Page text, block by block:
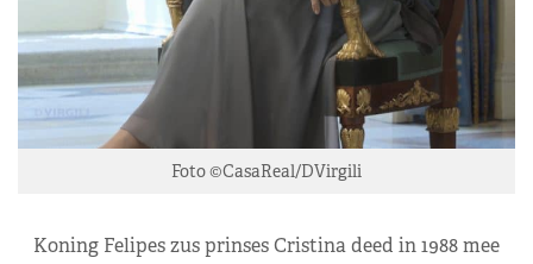
Foto ©CasaReal/DVirgili
Koning Felipes zus prinses Cristina deed in 1988 mee